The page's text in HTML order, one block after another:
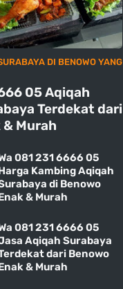
DI BENOWO YANG
05 Aqiqah
Terdekat dari
& Murah
081 231 6666 05
Kambing Aqiqah
di Benowo
& Murah
081 231 6666 05
Aqiqah Surabaya
dari Benowo
& Murah